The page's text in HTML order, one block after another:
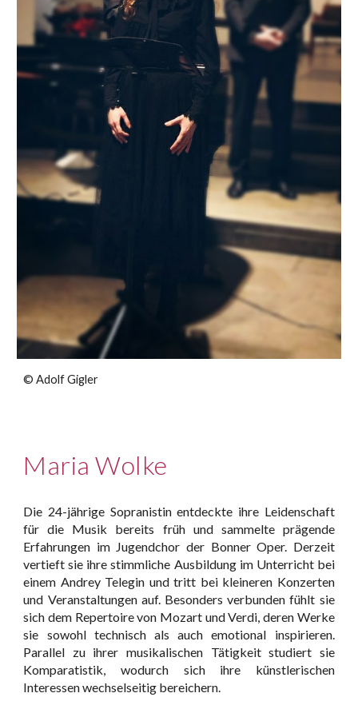
© Adolf Gigler
Maria Wolke
Die 24-jährige Sopranistin entdeckte ihre Leidenschaft
für die Musik bereits früh und sammelte prägende
Erfahrungen im Jugendchor der Bonner Oper. Derzeit
vertieft sie ihre stimmliche Ausbildung im Unterricht bei
einem Andrey Telegin und tritt bei kleineren Konzerten
und Veranstaltungen auf. Besonders verbunden fühlt sie
sich dem Repertoire von Mozart und Verdi, deren Werke
sie sowohl technisch als auch emotional inspirieren.
Parallel zu ihrer musikalischen Tätigkeit studiert sie
Komparatistik, wodurch sich ihre künstlerischen
Interessen wechselseitig bereichern.